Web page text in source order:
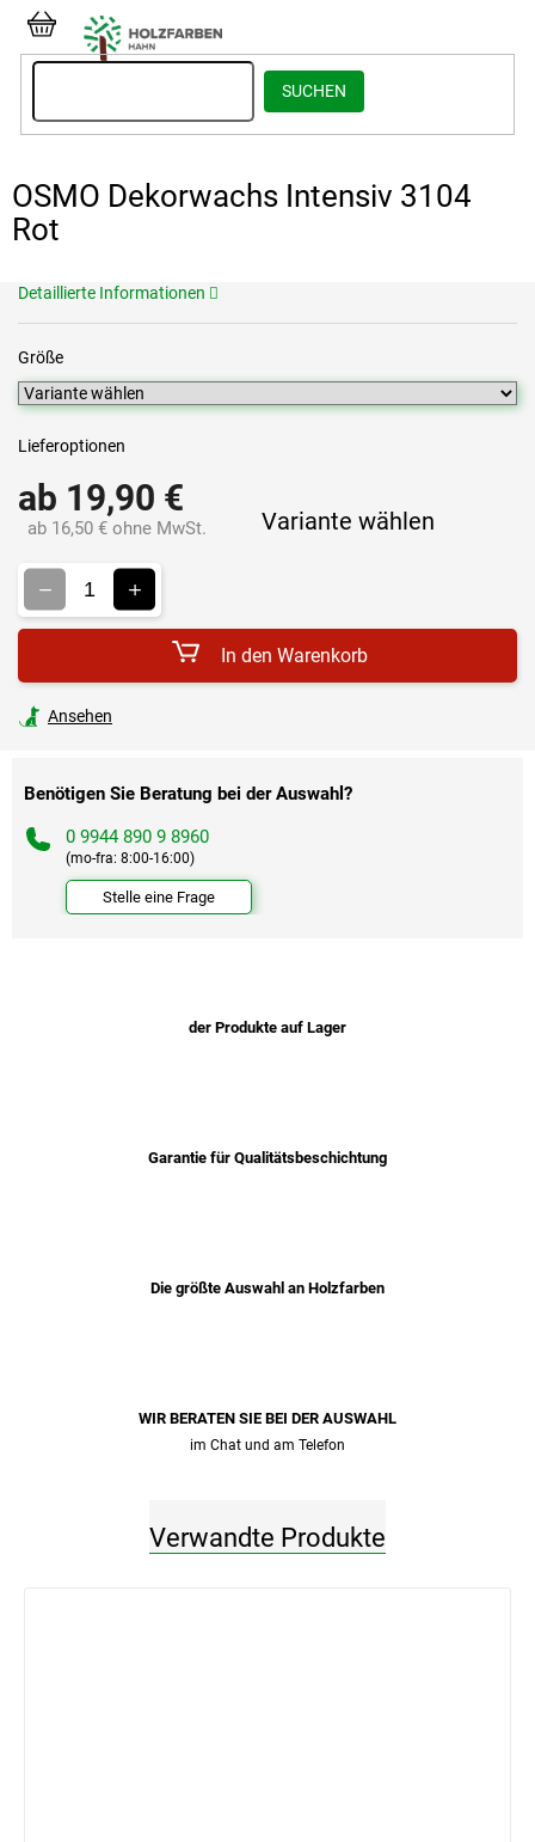
Inhalt
springen
SUCHEN
WARENKORB
OSMO Dekorwachs Intensiv 3104
Rot
ab 19,90 €
ab 16,50 € ohne MwSt. Variante wählen
Größe
Lieferoptionen
In den Warenkorb
Detaillierte Informationen
Ansehen
Benötigen Sie Beratung bei der Auswahl?
0 9944 890 9 8960
(mo-fra: 8:00-16:00)
Stelle eine Frage
der Produkte auf Lager
Garantie für Qualitätsbeschichtung
Die größte Auswahl an Holzfarben
WIR BERATEN SIE BEI ​​DER AUSWAHL
im Chat und am Telefon
Verwandte Produkte